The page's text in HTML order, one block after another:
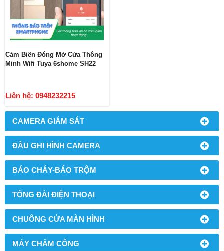
CAMERA GIÁM SÁT
ĐẦU GHI HÌNH CAMERA
BÁO CHÁY-BÁO TRỘM
TỔNG ĐÀI ĐIỆN THOẠI
CHUÔNG CỬA MÀN HÌNH
MÁY CHẤM CÔNG
Cảm Biến Đóng Mở Cửa Thông
Minh Wifi Tuya 6shome SH22
Liên hệ: 0948232215